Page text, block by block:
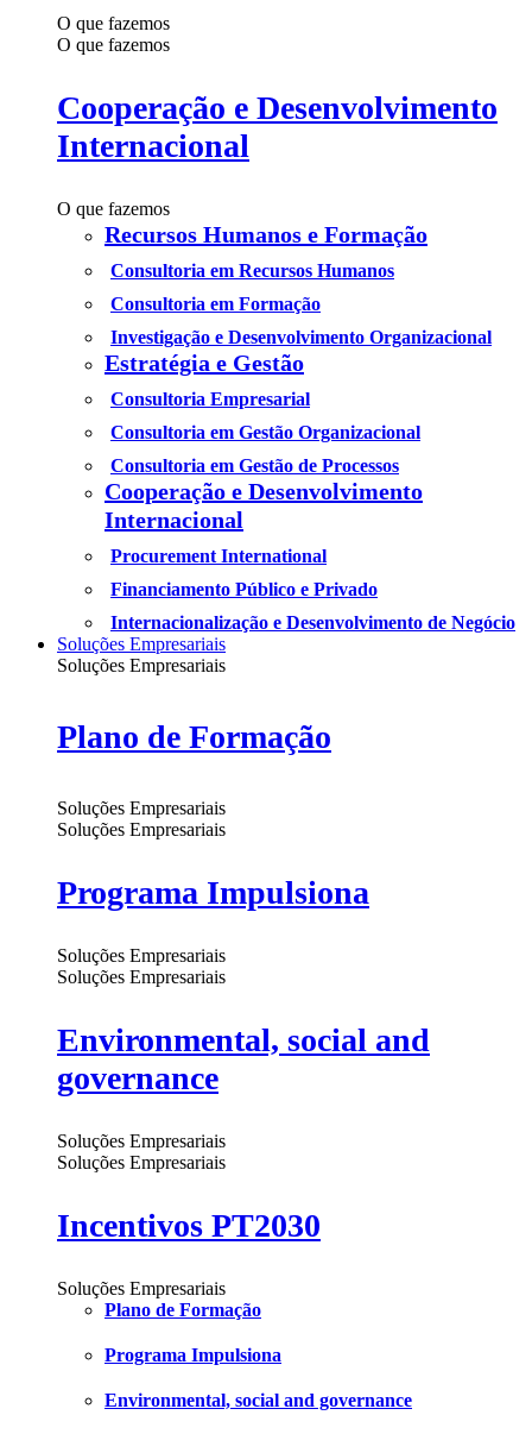
O que fazemos
O que fazemos
Cooperação e Desenvolvimento
Internacional
O que fazemos
Recursos Humanos e Formação
Consultoria em Recursos Humanos
Consultoria em Formação
Investigação e Desenvolvimento Organizacional
Estratégia e Gestão
Consultoria Empresarial
Consultoria em Gestão Organizacional
Consultoria em Gestão de Processos
Cooperação e Desenvolvimento
Internacional
Procurement International
Financiamento Público e Privado
Internacionalização e Desenvolvimento de Negócio
Soluções Empresariais
Soluções Empresariais
Plano de Formação
Soluções Empresariais
Soluções Empresariais
Programa Impulsiona
Soluções Empresariais
Soluções Empresariais
Environmental, social and
governance
Soluções Empresariais
Soluções Empresariais
Incentivos PT2030
Soluções Empresariais
Plano de Formação
Programa Impulsiona
Environmental, social and governance